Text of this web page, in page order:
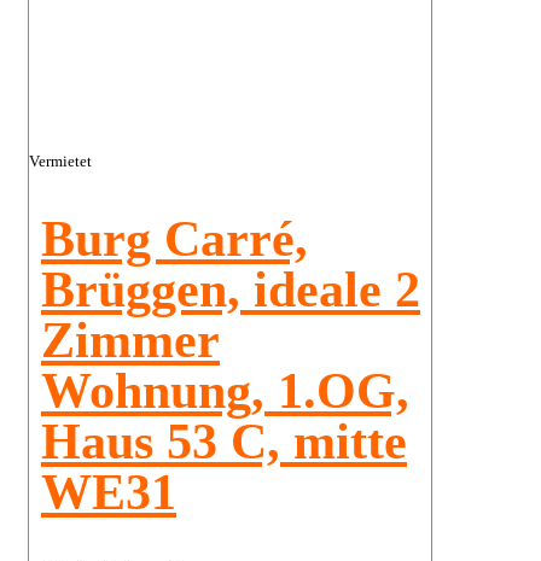
Vermietet
Burg Carré,
Brüggen, ideale 2
Zimmer
Wohnung, 1.OG,
Haus 53 C, mitte
WE31